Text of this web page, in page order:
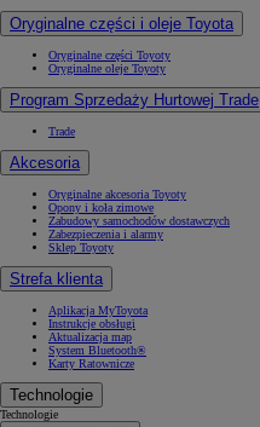
Oryginalne części i oleje Toyota
Oryginalne części Toyoty
Oryginalne oleje Toyoty
Program Sprzedaży Hurtowej Trade
Trade
Akcesoria
Oryginalne akcesoria Toyoty
Opony i koła zimowe
Zabudowy samochodów dostawczych
Zabezpieczenia i alarmy
Sklep Toyoty
Strefa klienta
Aplikacja MyToyota
Instrukcje obsługi
Aktualizacja map
System Bluetooth®
Karty Ratownicze
Technologie
Technologie